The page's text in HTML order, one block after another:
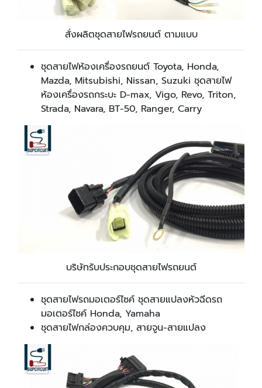
สั่งผลิตชุดสายไฟรถยนต์ ตามแบบ
ชุดสายไฟห้องเครื่องรถยนต์ Toyota, Honda,
Mazda, Mitsubishi, Nissan, Suzuki ชุดสายไฟ
ห้องเครื่องรถกระบะ D-max, Vigo, Revo, Triton,
Strada, Navara, BT-50, Ranger, Carry
บริษัทรับประกอบชุดสายไฟรถยนต์
ชุดสายไฟรถมอเตอร์ไซค์ ชุดสายแปลงหัวฉีดรถ
มอเตอร์ไซค์ Honda, Yamaha
ชุดสายไฟกล่องควบคุม, สายจูน-สายแปลง